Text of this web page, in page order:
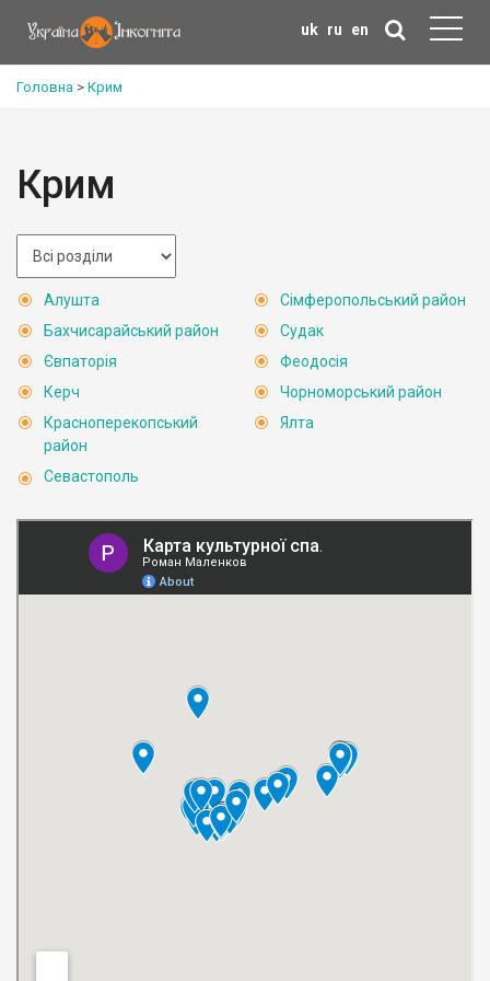
uk ru en
Головна > Крим
Крим
Алушта
Бахчисарайський район
Євпаторія
Керч
Красноперекопський
район
Севастополь
Сімферопольський район
Судак
Феодосія
Чорноморський район
Ялта